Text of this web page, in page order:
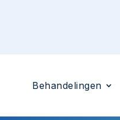
Behandelingen